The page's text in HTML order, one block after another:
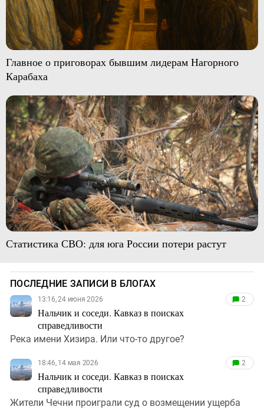
Главное о приговорах бывшим лидерам Нагорного
Карабаха
Статистика СВО: для юга России потери растут
ПОСЛЕДНИЕ ЗАПИСИ В БЛОГАХ
13:16, 24 июня 2026
Нальчик и соседи. Кавказ в поисках
справедливости
2
Река имени Хизира. Или что-то другое?
18:46, 14 мая 2026
Нальчик и соседи. Кавказ в поисках
справедливости
2
Жители Чечни проиграли суд о возмещении ущерба